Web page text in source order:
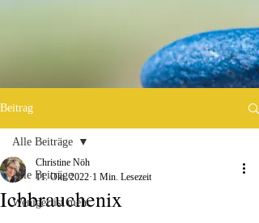
Beitrag
Alle Beiträge
Weniger ist mehr
Alle Beiträge
Ichbrauchenix
Christine Nöh
11. Okt. 2022 1 Min. Lesezeit